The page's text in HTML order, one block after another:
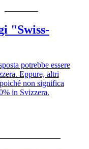
"Swiss-
potrebbe essere
Eppure, altri
non significa
in Svizzera.